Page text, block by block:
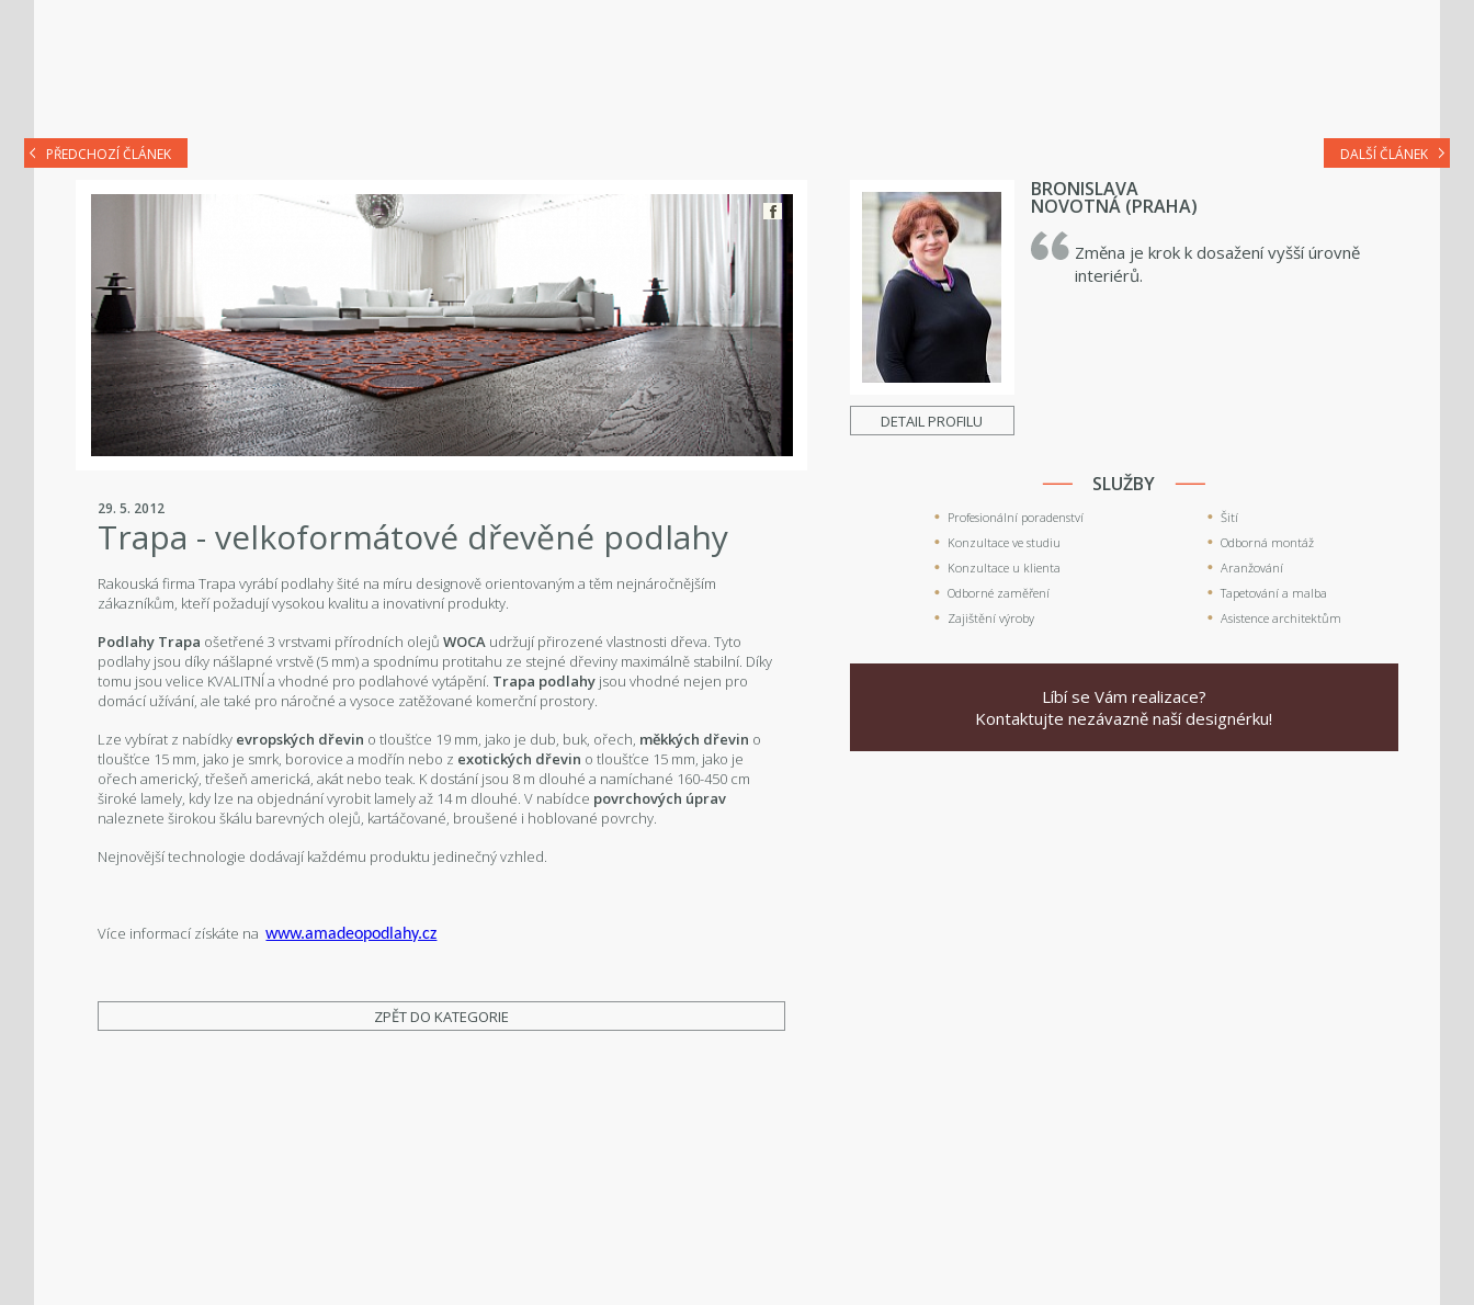
PŘEDCHOZÍ ČLÁNEK DALŠÍ ČLÁNEK
29. 5. 2012
Trapa - velkoformátové dřevěné podlahy
Rakouská firma Trapa vyrábí podlahy šité na míru designově orientovaným a těm nejnáročnějším
zákazníkům, kteří požadují vysokou kvalitu a inovativní produkty.
Podlahy Trapa ošetřené 3 vrstvami přírodních olejůWOCA udržují přirozené vlastnosti dřeva. Tyto
podlahy jsou díky nášlapné vrstvě (5 mm) a spodnímu protitahu ze stejné dřeviny maximálně stabilní. Díky
tomu jsou velice KVALITNÍ a vhodné pro podlahové vytápění. Trapa podlahy jsou vhodné nejen pro
domácí užívání, ale také pro náročné a vysoce zatěžované komerční prostory.
Lze vybírat z nabídky evropských dřevin o tloušťce 19 mm, jako je dub, buk, ořech, měkkých dřevin o
tloušťce 15 mm, jako je smrk, borovice a modřín nebo z exotických dřevin o tloušťce 15 mm, jako je
ořech americký, třešeň americká, akát nebo teak. K dostání jsou 8 m dlouhé a namíchané 160-450 cm
široké lamely, kdy lze na objednání vyrobit lamely až 14 m dlouhé. V nabídce povrchových úprav
naleznete širokou škálu barevných olejů, kartáčované, broušené i hoblované povrchy.
Nejnovější technologie dodávají každému produktu jedinečný vzhled.
Více informací získáte nawww.amadeopodlahy.cz
ZPĚT DO KATEGORIE
DETAIL PROFILU
BRONISLAVA
NOVOTNÁ (PRAHA)
Změna je krok k dosažení vyšší úrovně
interiérů.
SLUŽBY
Profesionální poradenství
Konzultace ve studiu
Konzultace u klienta
Odborné zaměření
Zajištění výroby
Šití
Odborná montáž
Aranžování
Tapetování a malba
Asistence architektům
Líbí se Vám realizace?
Kontaktujte nezávazně naší designérku!